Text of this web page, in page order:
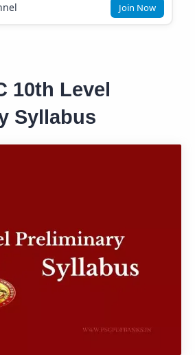
Join Now
10th Level
Syllabus